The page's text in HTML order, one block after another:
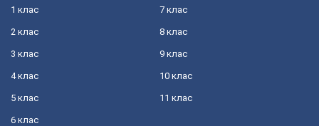
1 клас
2 клас
3 клас
4 клас
5 клас
6 клас
7 клас
8 клас
9 клас
10 клас
11 клас